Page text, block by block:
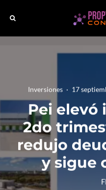
Inversiones · 17
Pei elevó
2do
redujo
y sigue